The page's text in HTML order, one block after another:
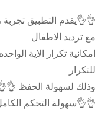
👌👌يقدم التطبيق
مع ترديد الاطفال
امكانية تكرار الاية
للتكرار
وذلك لسهولة الحفظ
👌👌سهولة التحكم